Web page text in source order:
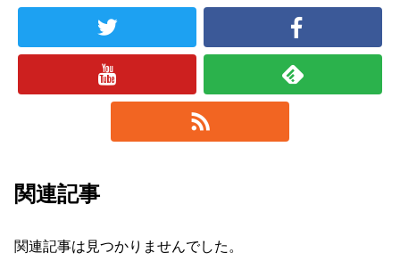
関連記事
関連記事は見つかりませんでした。